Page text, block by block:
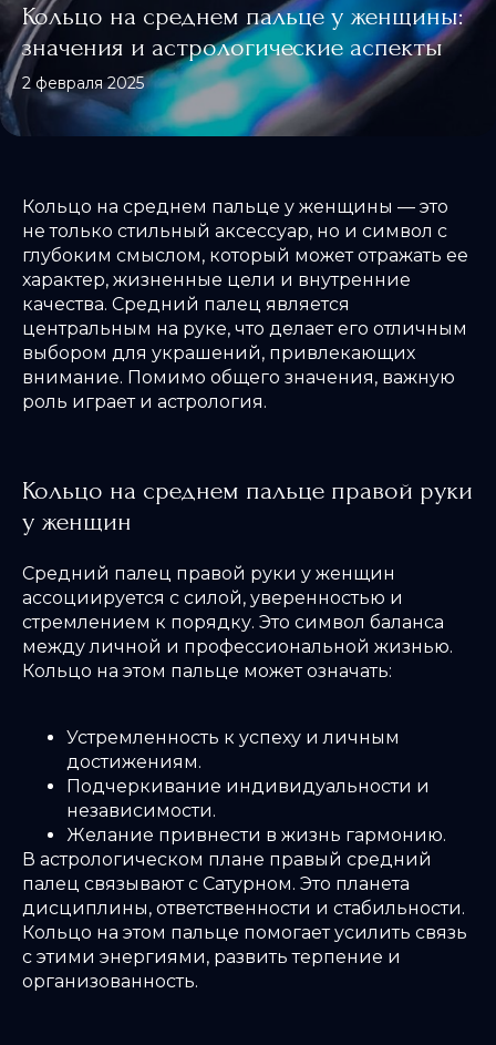
Кольцо на среднем пальце у женщины:
значения и астрологические аспекты
2 февраля 2025
Кольцо на среднем пальце у женщины — это
не только стильный аксессуар, но и символ с
глубоким смыслом, который может отражать ее
характер, жизненные цели и внутренние
качества. Средний палец является
центральным на руке, что делает его отличным
выбором для украшений, привлекающих
внимание. Помимо общего значения, важную
роль играет и астрология.
Кольцо на среднем пальце правой руки
у женщин
Средний палец правой руки у женщин
ассоциируется с силой, уверенностью и
стремлением к порядку. Это символ баланса
между личной и профессиональной жизнью.
Кольцо на этом пальце может означать:
Устремленность к успеху и личным
достижениям.
Подчеркивание индивидуальности и
независимости.
Желание привнести в жизнь гармонию.
В астрологическом плане правый средний
палец связывают с Сатурном. Это планета
дисциплины, ответственности и стабильности.
Кольцо на этом пальце помогает усилить связь
с этими энергиями, развить терпение и
организованность.